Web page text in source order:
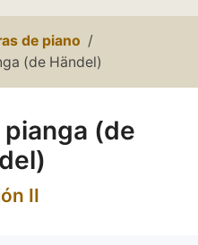
de piano
(de Händel)
pianga (de
II